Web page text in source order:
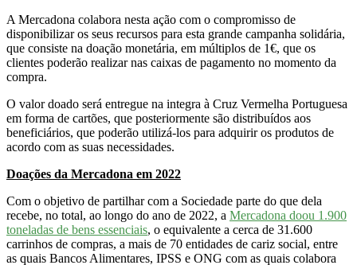
A Mercadona colabora nesta ação com o compromisso de
disponibilizar os seus recursos para esta grande campanha solidária,
que consiste na doação monetária, em múltiplos de 1€, que os
clientes poderão realizar nas caixas de pagamento no momento da
compra.
O valor doado será entregue na integra à Cruz Vermelha Portuguesa
em forma de cartões, que posteriormente são distribuídos aos
beneficiários, que poderão utilizá-los para adquirir os produtos de
acordo com as suas necessidades.
Doações da Mercadona em 2022
Com o objetivo de partilhar com a Sociedade parte do que dela
recebe, no total, ao longo do ano de 2022, a Mercadona doou 1.900
toneladas de bens essenciais, o equivalente a cerca de 31.600
carrinhos de compras, a mais de 70 entidades de cariz social, entre
as quais Bancos Alimentares, IPSS e ONG com as quais colabora